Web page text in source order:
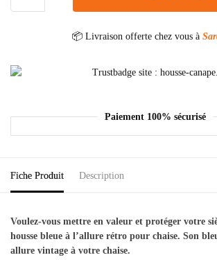
📦 Livraison offerte chez vous à
Paiement 100% sécurisé
Fiche Produit Description
Voulez-vous mettre en valeur et protéger votre
housse bleue à l’allure rétro pour chaise. Son
allure vintage à votre chaise.